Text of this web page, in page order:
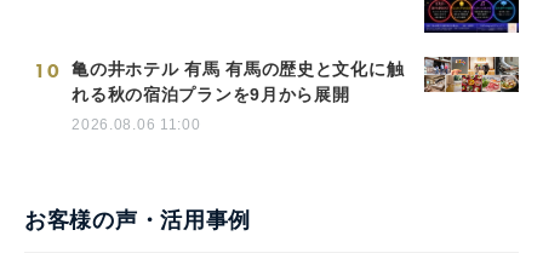
10
亀の井ホテル 有馬 有馬の歴史と文化に触
れる秋の宿泊プランを9月から展開
2026.08.06 11:00
お客様の声・活用事例